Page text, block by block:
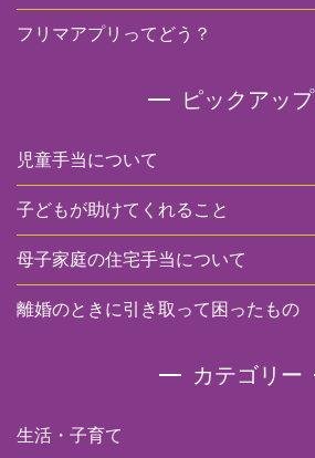
フリマアプリってどう？
ピックアップ
児童手当について
子どもが助けてくれること
母子家庭の住宅手当について
離婚のときに引き取って困ったもの
カテゴリー
生活・子育て